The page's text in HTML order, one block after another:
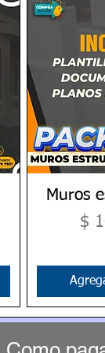
Muros
$